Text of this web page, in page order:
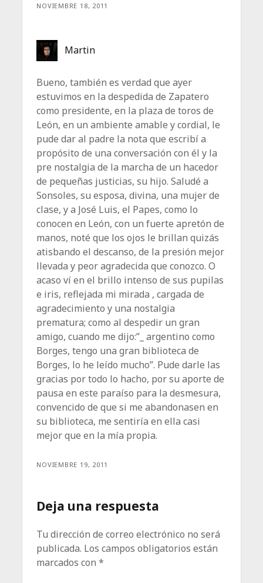
NOVIEMBRE 18, 2011
Martin
Bueno, también es verdad que ayer
estuvimos en la despedida de Zapatero
como presidente, en la plaza de toros de
León, en un ambiente amable y cordial, le
pude dar al padre la nota que escribí a
propósito de una conversación con él y la
pre nostalgia de la marcha de un hacedor
de pequeñas justicias, su hijo. Saludé a
Sonsoles, su esposa, divina, una mujer de
clase, y a José Luis, el Papes, como lo
conocen en León, con un fuerte apretón de
manos, noté que los ojos le brillan quizás
atisbando el descanso, de la presión mejor
llevada y peor agradecida que conozco. O
acaso ví en el brillo intenso de sus pupilas
e iris, reflejada mi mirada , cargada de
agradecimiento y una nostalgia
prematura; como al despedir un gran
amigo, cuando me dijo:”_ argentino como
Borges, tengo una gran biblioteca de
Borges, lo he leído mucho”. Pude darle las
gracias por todo lo hacho, por su aporte de
pausa en este paraíso para la desmesura,
convencido de que si me abandonasen en
su biblioteca, me sentiría en ella casi
mejor que en la mía propia.
NOVIEMBRE 19, 2011
Deja una respuesta
Tu dirección de correo electrónico no será
publicada. Los campos obligatorios están
marcados con*